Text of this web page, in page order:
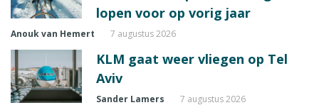
lopen voor op vorig jaar
Anouk van Hemert 7 augustus 2026
KLM gaat weer vliegen op Tel
Aviv
Sander Lamers 7 augustus 2026